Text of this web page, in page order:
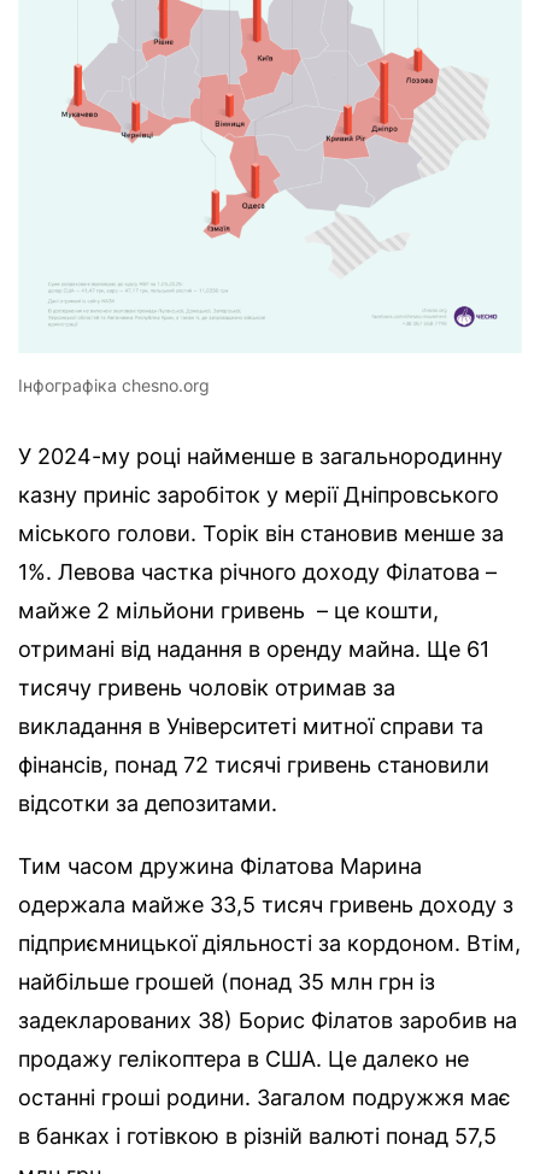
Інфографіка chesno.org
У 2024-му році найменше в загальнородинну
казну приніс заробіток у мерії Дніпровського
міського голови. Торік він становив менше за
1%. Левова частка річного доходу Філатова –
майже 2 мільйони гривень – це кошти,
отримані від надання в оренду майна. Ще 61
тисячу гривень чоловік отримав за
викладання в Університеті митної справи та
фінансів, понад 72 тисячі гривень становили
відсотки за депозитами.
Тим часом дружина Філатова Марина
одержала майже 33,5 тисяч гривень доходу з
підприємницької діяльності за кордоном. Втім,
найбільше грошей (понад 35 млн грн із
задекларованих 38) Борис Філатов заробив на
продажу гелікоптера в США. Це далеко не
останні гроші родини. Загалом подружжя має
в банках і готівкою в різній валюті понад 57,5